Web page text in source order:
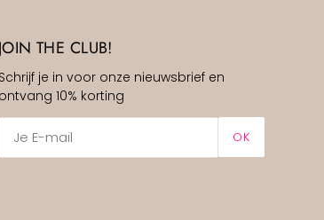
JOIN THE CLUB!
Schrijf je in voor onze nieuwsbrief en
ontvang 10% korting
OK